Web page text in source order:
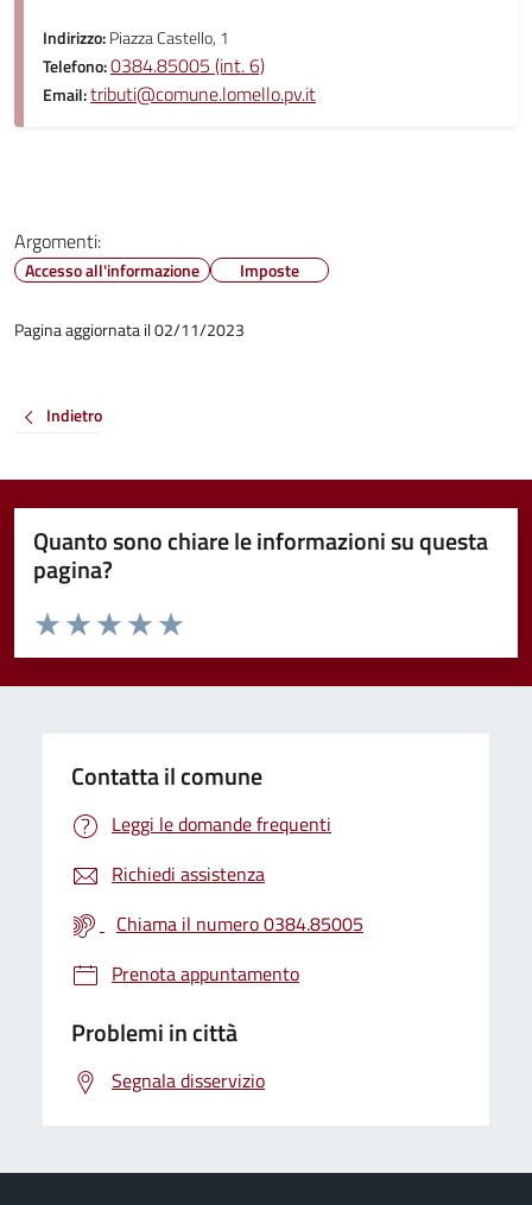
Indirizzo:Piazza Castello, 1
Telefono:0384.85005 (int. 6)
Email:tributi@comune.lomello.pv.it
Argomenti:
Accesso all'informazione Imposte
Pagina aggiornata il 02/11/2023
Indietro
Quanto sono chiare le informazioni su questa
pagina?
Valuta da 1 a 5 stelle la pagina
Valuta 5 stelle su 5
Valuta 4 stelle su 5
Valuta 3 stelle su 5
Valuta 2 stelle su 5
Valuta 1 stelle su 5
Contatta il comune
Leggi le domande frequenti
Richiedi assistenza
Chiama il numero 0384.85005
Prenota appuntamento
Problemi in città
Segnala disservizio